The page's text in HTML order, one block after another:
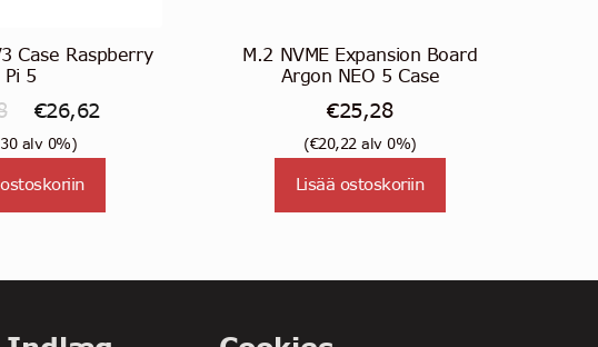
Case Raspberry
Pi 5
Alkuperäinen
hinta
oli:
€26,62Nykyinen
alv 0%)
M.2 NVME Expansion Board
Argon NEO 5 Case
€25,28
(€20,22alv 0%)
Lisää ostoskoriin